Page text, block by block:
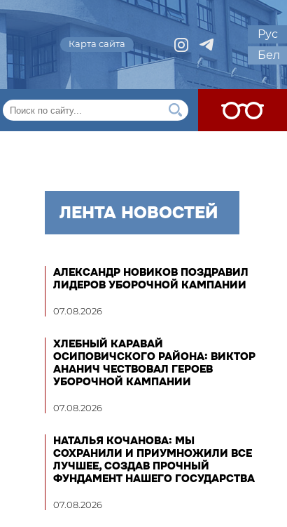
Карта сайта
Рус
Бел
ЛЕНТА НОВОСТЕЙ
АЛЕКСАНДР НОВИКОВ ПОЗДРАВИЛ
ЛИДЕРОВ УБОРОЧНОЙ КАМПАНИИ
07.08.2026
ХЛЕБНЫЙ КАРАВАЙ
ОСИПОВИЧСКОГО РАЙОНА: ВИКТОР
АНАНИЧ ЧЕСТВОВАЛ ГЕРОЕВ
УБОРОЧНОЙ КАМПАНИИ
07.08.2026
НАТАЛЬЯ КОЧАНОВА: МЫ
СОХРАНИЛИ И ПРИУМНОЖИЛИ ВСЕ
ЛУЧШЕЕ, СОЗДАВ ПРОЧНЫЙ
ФУНДАМЕНТ НАШЕГО ГОСУДАРСТВА
07.08.2026